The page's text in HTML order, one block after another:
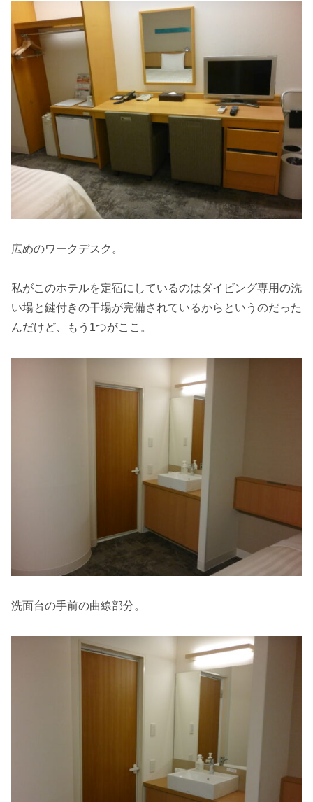
広めのワークデスク。
私がこのホテルを定宿にしているのはダイビング専用の洗
い場と鍵付きの干場が完備されているからというのだった
んだけど、もう1つがここ。
洗面台の手前の曲線部分。